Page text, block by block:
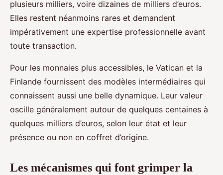
plusieurs milliers, voire dizaines de milliers d’euros.
Elles restent néanmoins rares et demandent
impérativement une expertise professionnelle avant
toute transaction.
Pour les monnaies plus accessibles, le Vatican et la
Finlande fournissent des modèles intermédiaires qui
connaissent aussi une belle dynamique. Leur valeur
oscille généralement autour de quelques centaines à
quelques milliers d’euros, selon leur état et leur
présence ou non en coffret d’origine.
Les mécanismes qui font grimper la